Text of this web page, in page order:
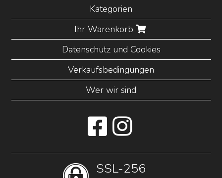
Kategorien
Ihr Warenkorb
Datenschutz und Cookies
Verkaufsbedingungen
Wer wir sind
SSL-256